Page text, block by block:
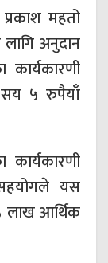
महतो
अनुदान
कार्यकारणी
सय ५ रुपैयाँ
कार्यकारणी
यस
लाख आर्थिक